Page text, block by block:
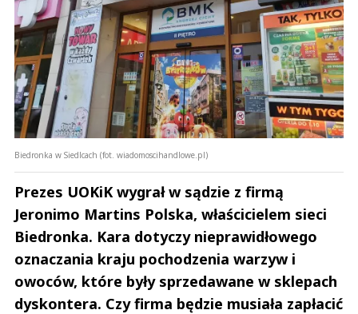
Biedronka w Siedlcach (fot. wiadomoscihandlowe.pl)
Prezes UOKiK wygrał w sądzie z firmą
Jeronimo Martins Polska, właścicielem sieci
Biedronka. Kara dotyczy nieprawidłowego
oznaczania kraju pochodzenia warzyw i
owoców, które były sprzedawane w sklepach
dyskontera. Czy firma będzie musiała zapłacić